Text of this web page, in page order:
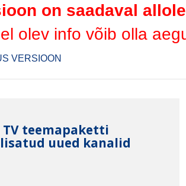
on saadaval
olev info võib olla
VERSIOON
TV teemapaketti
uued kanalid